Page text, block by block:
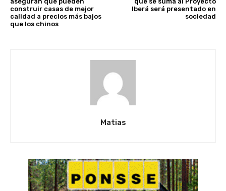
construir casas de mejor
calidad a precios más bajos
que los chinos
Iberá será presentado en
sociedad
Matias